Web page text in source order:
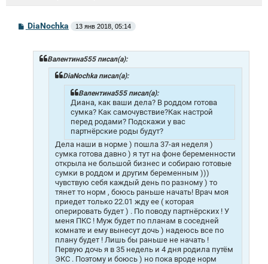
СDiaNochka 13 янв 2018, 05:14
Валентина555 писал(а):
DiaNochka писал(а):
Валентина555 писал(а):
Диана, как ваши дела? В роддом готова
сумка? Как самочувствие?Как настрой
перед родами? Подскажи у вас
партнёрские роды будут?
Дела наши в норме ) пошла 37-ая неделя )
сумка готова давно ) я тут на фоне беременности
открыла не большой бизнес и собираю готовые
сумки в роддом и другим беременным )))
чувствую себя каждый день по разному ) то
тянет то норм , боюсь раньше начать! Врач моя
приедет только 22.01 жду ее ( которая
оперировать будет ) . По поводу партнёрских ! У
меня ПКС ! Муж будет по планам в соседней
комнате и ему вынесут дочь ) надеюсь все по
плану будет ! Лишь бы раньше не начать !
Первую дочь я в 35 недель и 4 дня родила путём
ЭКС . Поэтому и боюсь ) но пока вроде норм